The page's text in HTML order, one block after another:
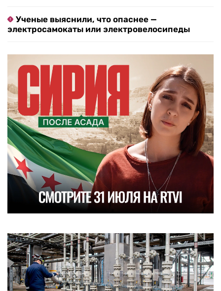
Ученые выяснили, что опаснее —
электросамокаты или электровелосипеды